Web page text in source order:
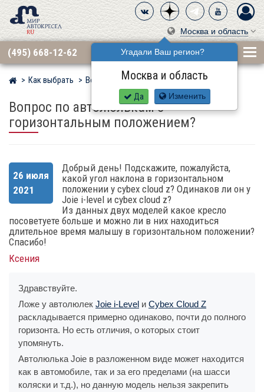
Москва и область
Угадали Ваш регион?
Москва и область
Да Изменить
(495) 668-12-62
Мир детских автокресел
Как выбрать Вопросы
Вопрос по автолюлькам с
горизонтальным положением?
26 июля
2021
Добрый день! Подскажите, пожалуйста,
какой угол наклона в горизонтальном
положении у cybex cloud z? Одинаков ли он у
Joie i-level и cybex cloud z?
Из данных двух моделей какое кресло
посоветуете больше и можно ли в них находиться
длительное время малышу в горизонтальном положении?
Спасибо!
Ксения
Здравствуйте.
Ложе у автолюлек Joie i-Level и Cybex Cloud Z
раскладывается примерно одинаково, почти до полного
горизонта. Но есть отличия, о которых стоит
упомянуть.
Автолюлька Joie в разложенном виде может находится
как в автомобиле, так и за его пределами (на шасси
коляски и т.д.), но данную модель нельзя закрепить